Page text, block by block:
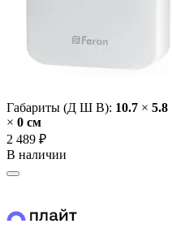
Габариты (Д Ш В): 10.7 × 5.8
× 0 cм
2 489 ₽
В наличии